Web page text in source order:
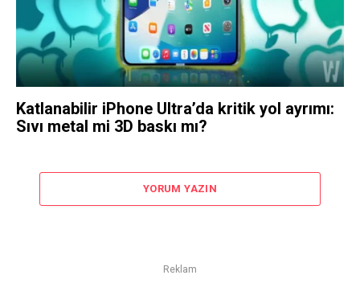
Katlanabilir iPhone Ultra’da kritik yol ayrımı:
Sıvı metal mi 3D baskı mı?
YORUM YAZIN
Reklam